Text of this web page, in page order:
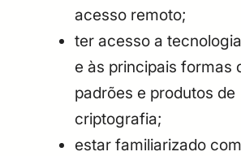
acesso remoto;
ter acesso a
e às principais formas
padrões e produtos de
criptografia;
estar familiarizado com